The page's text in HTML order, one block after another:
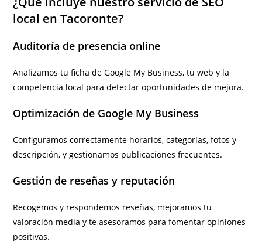
local en Tacoronte?
Auditoría de presencia online
Analizamos tu ficha de Google My Business, tu web y la
competencia local para detectar oportunidades de mejora.
Optimización de Google My Business
Configuramos correctamente horarios, categorías, fotos y
descripción, y gestionamos publicaciones frecuentes.
Gestión de reseñas y reputación
Recogemos y respondemos reseñas, mejoramos tu
valoración media y te asesoramos para fomentar opiniones
positivas.